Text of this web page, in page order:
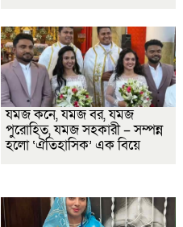
যমজ কনে, যমজ বর, যমজ
পুরোহিত, যমজ সহকারী – সম্পন্ন
হলো ‘ঐতিহাসিক’ এক বিয়ে